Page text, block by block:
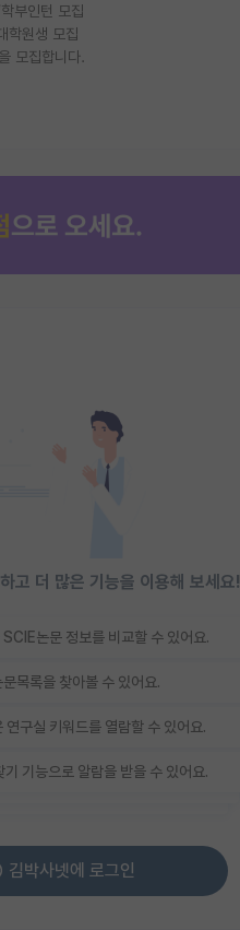
부인턴 모집
학원생 모집
모집합니다.
고 더 많은 기능을 이용해 보세요!
논문 정보를 비교할 수 있어요.
목록을 찾아볼 수 있어요.
연구실 키워드를 열람할 수 있어요.
기능으로 알람을 받을 수 있어요.
김박사넷에 로그인